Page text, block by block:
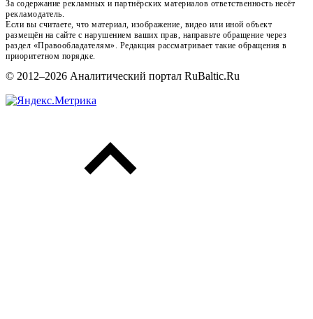
За содержание рекламных и партнёрских материалов ответственность несёт
рекламодатель.
Если вы считаете, что материал, изображение, видео или иной объект
размещён на сайте с нарушением ваших прав, направьте обращение через
раздел «Правообладателям». Редакция рассматривает такие обращения в
приоритетном порядке.
© 2012–2026 Аналитический портал RuBaltic.Ru